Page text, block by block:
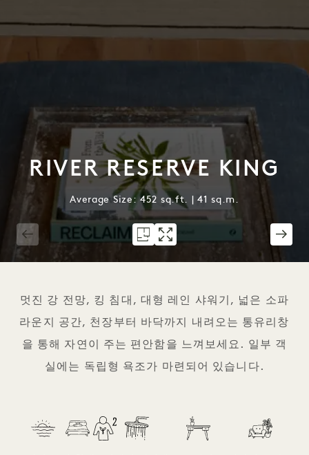
RIVER RESERVE KING
Average Size: 452 sq.ft. | 41 sq.m.
멋진 강 전망, 킹 침대, 대형 레인 샤워기, 넓은 소파
라운지 공간, 천장부터 바닥까지 내려오는 통유리창
을 통해 자연이 주는 편안함을 느껴보세요. 일부 객
실에는 독립형 욕조가 마련되어 있습니다.